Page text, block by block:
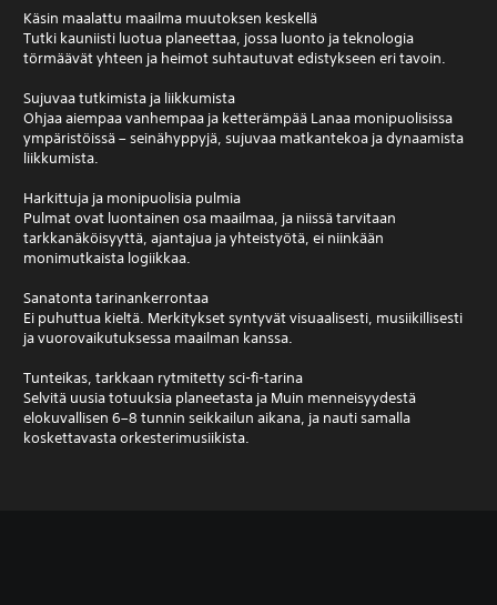
Käsin maalattu maailma muutoksen keskellä
Tutki kauniisti luotua planeettaa, jossa luonto ja teknologia
törmäävät yhteen ja heimot suhtautuvat edistykseen eri tavoin.
Sujuvaa tutkimista ja liikkumista
Ohjaa aiempaa vanhempaa ja ketterämpää Lanaa monipuolisissa
ympäristöissä – seinähyppyjä, sujuvaa matkantekoa ja dynaamista
liikkumista.
Harkittuja ja monipuolisia pulmia
Pulmat ovat luontainen osa maailmaa, ja niissä tarvitaan
tarkkanäköisyyttä, ajantajua ja yhteistyötä, ei niinkään
monimutkaista logiikkaa.
Sanatonta tarinankerrontaa
Ei puhuttua kieltä. Merkitykset syntyvät visuaalisesti, musiikillisesti
ja vuorovaikutuksessa maailman kanssa.
Tunteikas, tarkkaan rytmitetty sci-fi-tarina
Selvitä uusia totuuksia planeetasta ja Muin menneisyydestä
elokuvallisen 6–8 tunnin seikkailun aikana, ja nauti samalla
koskettavasta orkesterimusiikista.